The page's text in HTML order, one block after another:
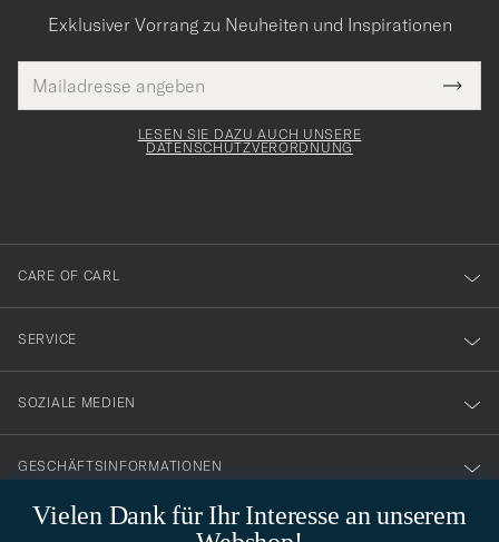
Vielen Dank für Ihr Interesse an unserem
Exklusiver Vorrang zu Neuheiten und Inspirationen
Mail
Adresse
Tack
för
dig
till
vårt
nyhetsbrev!
LESEN SIE DAZU AUCH UNSERE
DATENSCHUTZVERORDNUNG
CARE OF CARL
SERVICE
SOZIALE MEDIEN
GESCHÄFTSINFORMATIONEN